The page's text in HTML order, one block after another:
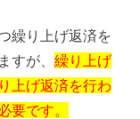
繰り上げ返済を
すが、繰り上げ
上げ返済を行わ
要です。